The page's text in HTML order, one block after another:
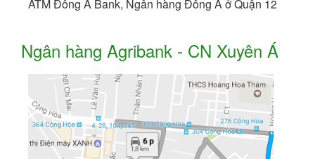
ATM Đông Á Bank, Ngân hàng Đông Á ở Quận 12
Ngân hàng Agribank - CN Xuyên Á